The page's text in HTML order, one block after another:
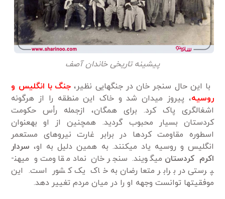
پیشینه تاریخی خاندان آصف
با این حال سنجر خان در جنگ­هایی نظیر، جنگ با انگلیس و
روسیه، پیروز میدان شد و خاک این منطقه را از هرگونه
اشغالگری پاک کرد. برای همگان، ازجمله رأس حکومت
کردستان بسیار محبوب گردید. همچنین از او به­عنوان
اسطوره مقاومت کردها در برابر غارت نیروهای مستعمر
انگلیس و روسیه یاد می­کنند. به همین دلیل به او، سردار
اکرم کردستانمی­گویند. سنجر خان نماد مقاومت و میهن­
پرستی در برابر متعارضان به خاک یک کشور است. این
موفقیت­ها توانست وجهه او را در میان مردم تغییر دهد.